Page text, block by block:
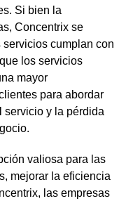
Si bien la
Concentrix se
cumplan con
los servicios
mayor
para abordar
servicio y la pérdida
valiosa para las
mejorar la eficiencia
las empresas